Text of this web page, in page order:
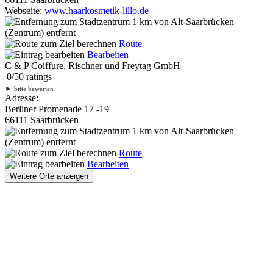
Webseite: www.haarkosmetik-lillo.de
1 km von Alt-Saarbrücken
(Zentrum) entfernt
Route
Bearbeiten
C & P Coiffure, Rischner und Freytag GmbH
0/50 ratings
► bitte bewerten
Adresse:
Berliner Promenade 17 -19
66111 Saarbrücken
1 km von Alt-Saarbrücken
(Zentrum) entfernt
Route
Bearbeiten
Weitere Orte anzeigen